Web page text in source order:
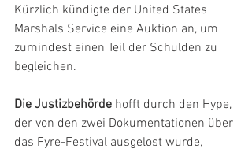
Kürzlich kündigte der United States
Marshals Service eine Auktion an, um
zumindest einen Teil der Schulden zu
begleichen.
Die Justizbehörde hofft durch den Hype,
der von den zwei Dokumentationen über
das Fyre-Festival ausgelost wurde,